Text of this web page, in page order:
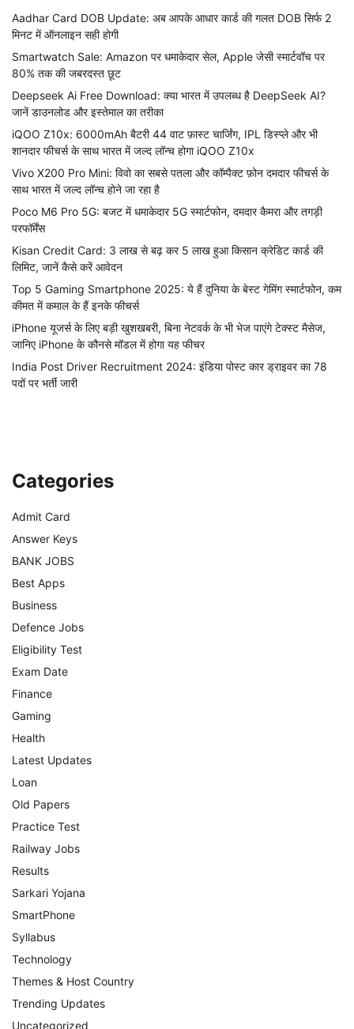
Aadhar Card DOB Update: अब आपके आधार कार्ड की गलत DOB सिर्फ 2
मिनट में ऑनलाइन सही होगी
Smartwatch Sale: Amazon पर धमाकेदार सेल, Apple जेसी स्मार्टवॉच पर
80% तक की जबरदस्त छूट
Deepseek Ai Free Download: क्या भारत में उपलब्ध है DeepSeek AI?
जानें डाउनलोड और इस्तेमाल का तरीका
iQOO Z10x: 6000mAh बैटरी 44 वाट फ़ास्ट चार्जिंग, IPL डिस्प्ले और भी
शानदार फीचर्स के साथ भारत में जल्द लॉन्च होगा iQOO Z10x
Vivo X200 Pro Mini: विवो का सबसे पतला और कॉम्पैक्ट फ़ोन दमदार फीचर्स के
साथ भारत में जल्द लॉन्च होने जा रहा है
Poco M6 Pro 5G: बजट में धमाकेदार 5G स्मार्टफोन, दमदार कैमरा और तगड़ी
परफॉर्मेंस
Kisan Credit Card: 3 लाख से बढ़ कर 5 लाख हुआ किसान क्रेडिट कार्ड की
लिमिट, जानें कैसे करें आवेदन
Top 5 Gaming Smartphone 2025: ये हैं दुनिया के बेस्ट गेमिंग स्मार्टफोन, कम
कीमत में कमाल के हैं इनके फीचर्स
iPhone यूजर्स के लिए बड़ी खुशखबरी, बिना नेटवर्क के भी भेज पाएंगे टेक्स्ट मैसेज,
जानिए iPhone के कौनसे मॉडल में होगा यह फीचर
India Post Driver Recruitment 2024: इंडिया पोस्ट कार ड्राइवर का 78
पदों पर भर्ती जारी
Categories
Admit Card
Answer Keys
BANK JOBS
Best Apps
Business
Defence Jobs
Eligibility Test
Exam Date
Finance
Gaming
Health
Latest Updates
Loan
Old Papers
Practice Test
Railway Jobs
Results
Sarkari Yojana
SmartPhone
Syllabus
Technology
Themes & Host Country
Trending Updates
Uncategorized